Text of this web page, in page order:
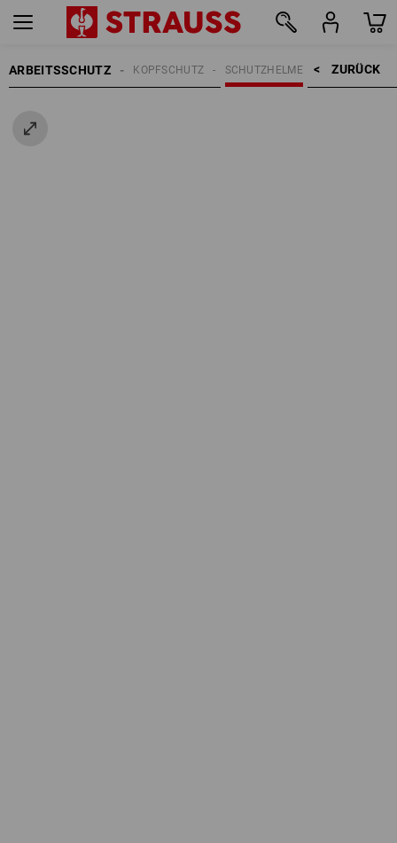
ARBEITSSCHUTZ ZURÜCK    >
SCHUTZHELME
KOPFSCHUTZ